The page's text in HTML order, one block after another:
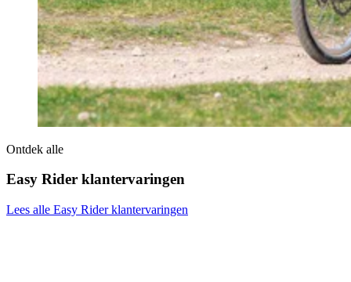
Ontdek alle
Easy Rider klantervaringen
Lees alle Easy Rider klantervaringen